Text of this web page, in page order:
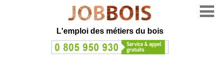
L'emploi des métiers du bois